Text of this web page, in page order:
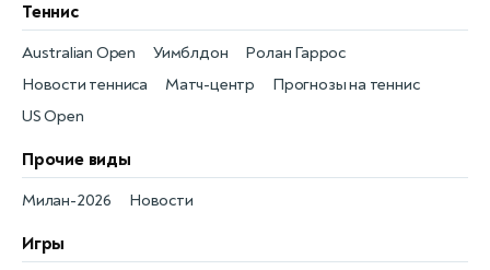
Теннис
Новости тенниса
Australian Open
Матч-центр
Уимблдон
Прогнозы на теннис
Ролан Гаррос
US Open
Прочие виды
Новости
Милан-2026
Игры